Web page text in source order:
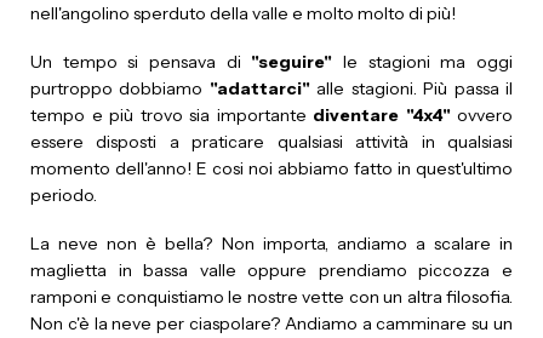
nell'angolino sperduto della valle e molto molto di più!
Un tempo si pensava di "seguire" le stagioni ma oggi
purtroppo dobbiamo "adattarci"alle stagioni. Più passa il
tempo e più trovo sia importante diventare "4x4"ovvero
essere disposti a praticare qualsiasi attività in qualsiasi
momento dell'anno! E cosi noi abbiamo fatto in quest'ultimo
periodo.
La neve non è bella? Non importa, andiamo a scalare in
maglietta in bassa valle oppure prendiamo piccozza e
ramponi e conquistiamo le nostre vette con un altra filosofia.
Non c'è la neve per ciaspolare? Andiamo a camminare su un